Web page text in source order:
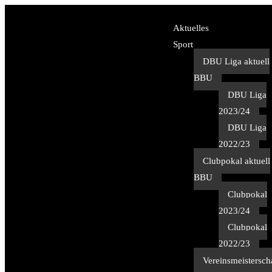
Aktuelles
Sport
DBU Liga aktuell
BBU
DBU Liga
2023/24
DBU Liga
2022/23
Clubpokal aktuell
BBU
Clubpokal
2023/24
Clubpokal
2022/23